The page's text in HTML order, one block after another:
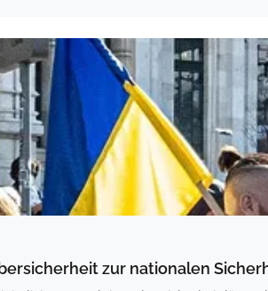
zur nationalen